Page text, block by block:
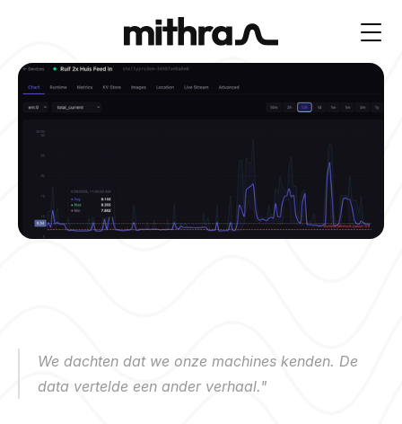
We dachten dat we onze machines kenden. De
data vertelde een ander verhaal."